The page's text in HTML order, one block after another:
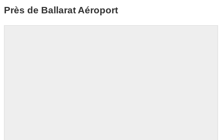
Près de Ballarat Aéroport